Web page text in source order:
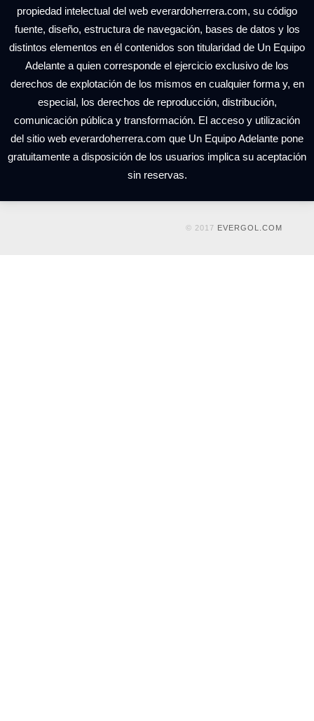
propiedad intelectual del web everardoherrera.com, su código
fuente, diseño, estructura de navegación, bases de datos y los
distintos elementos en él contenidos son titularidad de Un Equipo
Adelante a quien corresponde el ejercicio exclusivo de los
derechos de explotación de los mismos en cualquier forma y, en
especial, los derechos de reproducción, distribución,
comunicación pública y transformación. El acceso y utilización
del sitio web everardoherrera.com que Un Equipo Adelante pone
gratuitamente a disposición de los usuarios implica su aceptación
sin reservas.
© 2017 EVERGOL.COM